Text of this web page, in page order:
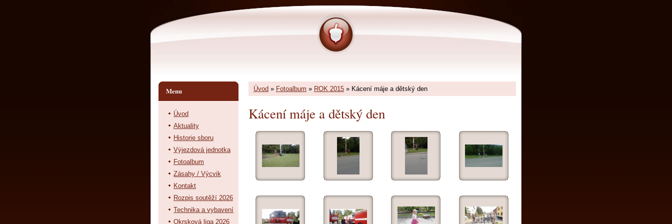
Úvod » Fotoalbum » ROK 2015 » Kácení máje a dětský den
Kácení máje a dětský den
Menu
Úvod
Aktuality
Historie sboru
Výjezdová jednotka
Fotoalbum
Zásahy / Výcvik
Kontakt
Rozpis soutěží 2026
Technika a vybavení
Okrsková liga 2026